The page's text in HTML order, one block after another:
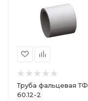
Труба фальцевая ТФ
60.12-2